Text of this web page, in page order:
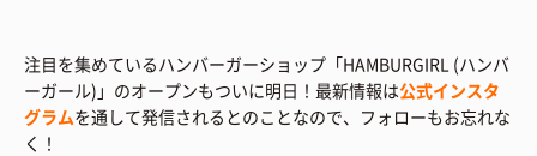
注目を集めているハンバーガーショップ「HAMBURGIRL (ハンバ
ーガール)」のオープンもついに明日！最新情報は公式インスタ
グラムを通して発信されるとのことなので、フォローもお忘れな
く！